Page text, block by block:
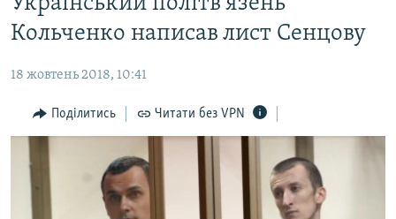
основного
матеріалу
до
навігації
Перейти
пошуку
ВОДА.КРИМ
ПОЛІТИКА
БЛОГИ
ПОГЛЯД
ІНТЕРВ'Ю
ВСЕ ЗА ДЕНЬ
Кольченко написав лист Сенцову
18 жовтень 2018, 10:41
Поділитись Читати без VPN